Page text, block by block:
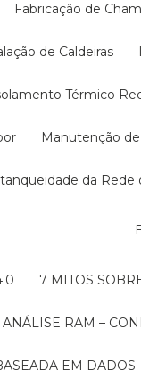
Fabricação de
de Caldeiras
Térmico
Manutenção
da Rede
7 MITOS
ANÁLISE RAM –
EM DADOS